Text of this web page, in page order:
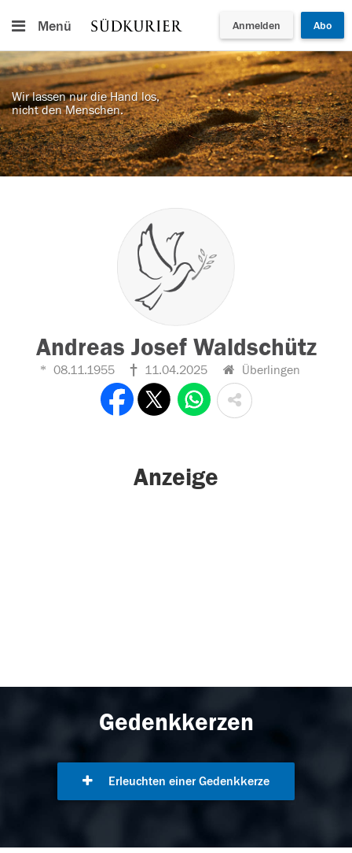
Menü Anmelden Abo
Wir lassen nur die Hand los,
nicht den Menschen.
Andreas Josef Waldschütz
08.11.1955 11.04.2025 Überlingen
Anzeige
Gedenkkerzen
Erleuchten einer Gedenkkerze